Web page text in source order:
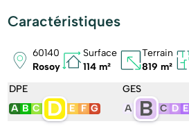
Caractéristiques
60140
Rosoy
Surface
114 m²
Terrain
819 m²
DPE
A B C D E F G
GES
A
B C D E